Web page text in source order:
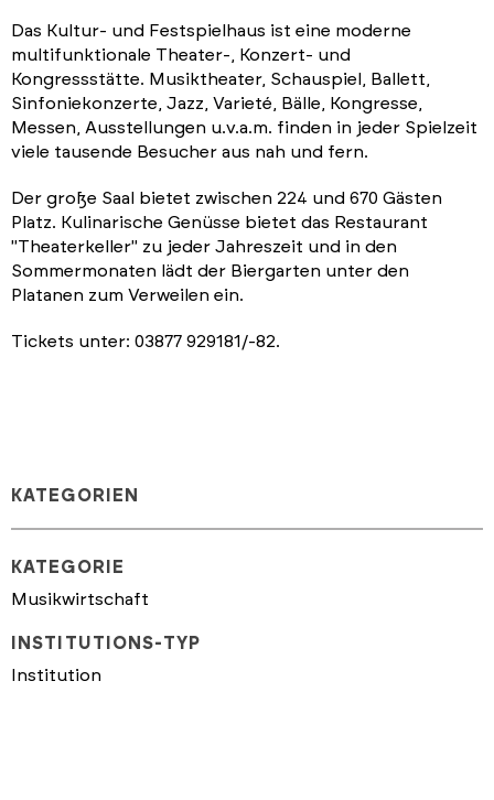
Das Kultur- und Festspielhaus ist eine moderne
multifunktionale Theater-, Konzert- und
Kongressstätte. Musiktheater, Schauspiel, Ballett,
Sinfoniekonzerte, Jazz, Varieté, Bälle, Kongresse,
Messen, Ausstellungen u.v.a.m. finden in jeder Spielzeit
viele tausende Besucher aus nah und fern.
Der große Saal bietet zwischen 224 und 670 Gästen
Platz. Kulinarische Genüsse bietet das Restaurant
"Theaterkeller" zu jeder Jahreszeit und in den
Sommermonaten lädt der Biergarten unter den
Platanen zum Verweilen ein.
Tickets unter: 03877 929181/-82.
KATEGORIEN
KATEGORIE
Musikwirtschaft
INSTITUTIONS-TYP
Institution